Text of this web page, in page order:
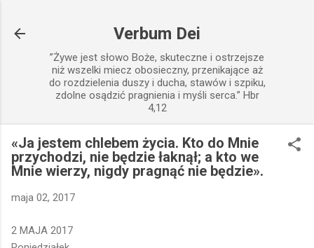
Verbum Dei
”Żywe jest słowo Boże, skuteczne i ostrzejsze
niż wszelki miecz obosieczny, przenikające aż
do rozdzielenia duszy i ducha, stawów i szpiku,
zdolne osądzić pragnienia i myśli serca.” Hbr
4,12
«Ja jestem chlebem życia. Kto do Mnie
przychodzi, nie będzie łaknął; a kto we
Mnie wierzy, nigdy pragnąć nie będzie».
maja 02, 2017
2 MAJA 2017